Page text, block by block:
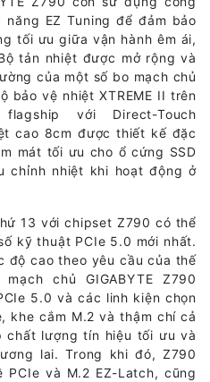
EZ Tuning để đảm bảo
tối ưu giữa vận hành êm ái,
tản nhiệt được mở rộng và
của một số bo mạch chủ
bảo vệ nhiệt XTREME II trên
flagship với Direct-Touch
cao 8cm được thiết kế đặc
mát tối ưu cho ổ cứng SSD
chỉnh nhiệt khi hoạt động ở
13 với chipset Z790 có thể
kỹ thuật PCIe 5.0 mới nhất.
độ cao theo yêu cầu của thế
chủ GIGABYTE Z790
5.0 và các linh kiện chọn
khe cắm M.2 và thậm chí cả
chất lượng tín hiệu tối ưu và
lai. Trong khi đó, Z790
PCIe và M.2 EZ-Latch, cũng